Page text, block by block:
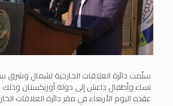
سلّمت دائرة العلاقات الخارجية لشمال
نساء وأطفال داعش إلى دولة أوزبكستان
عقده اليوم الأربعاء في مقر دائرة العلاقات